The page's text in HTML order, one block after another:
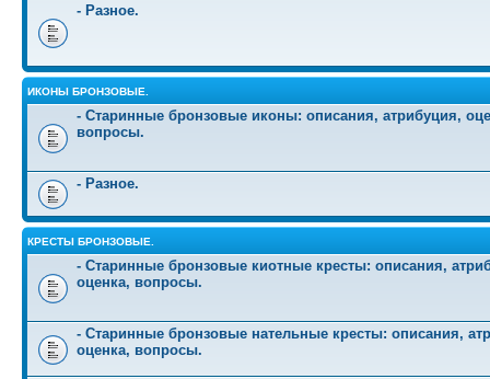
- Разное.
ИКОНЫ БРОНЗОВЫЕ.
- Старинные бронзовые иконы: описания, атрибуция,
вопросы.
- Разное.
КРЕСТЫ БРОНЗОВЫЕ.
- Старинные бронзовые киотные кресты: описания,
оценка, вопросы.
- Старинные бронзовые нательные кресты: описания,
оценка, вопросы.